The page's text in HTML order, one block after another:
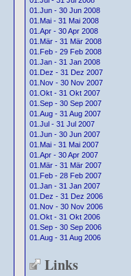
01.Jun - 30 Jun 2008
01.Mai - 31 Mai 2008
01.Apr - 30 Apr 2008
01.Mär - 31 Mär 2008
01.Feb - 29 Feb 2008
01.Jan - 31 Jan 2008
01.Dez - 31 Dez 2007
01.Nov - 30 Nov 2007
01.Okt - 31 Okt 2007
01.Sep - 30 Sep 2007
01.Aug - 31 Aug 2007
01.Jul - 31 Jul 2007
01.Jun - 30 Jun 2007
01.Mai - 31 Mai 2007
01.Apr - 30 Apr 2007
01.Mär - 31 Mär 2007
01.Feb - 28 Feb 2007
01.Jan - 31 Jan 2007
01.Dez - 31 Dez 2006
01.Nov - 30 Nov 2006
01.Okt - 31 Okt 2006
01.Sep - 30 Sep 2006
01.Aug - 31 Aug 2006
Links